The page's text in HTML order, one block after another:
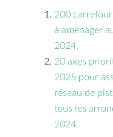
200
à aménager
2024.
20 axes
2025 pour
réseau de
tous les
2024.